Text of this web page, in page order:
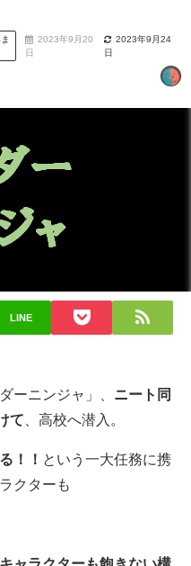
2023年9月20
日
2023年9月24
日
LINE
ーニンジャ」、
ニート同
て 、高校へ潜入。
！！ という一大任務に携
クターも